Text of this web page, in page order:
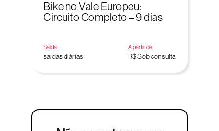
Bike no Vale Europeu:
Circuito Completo – 9 dias
Saída
saídas diárias
A partir de
R$ Sob consulta